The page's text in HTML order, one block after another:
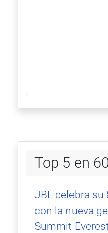
Top 5 en
JBL celebra su
con la nueva
Summit